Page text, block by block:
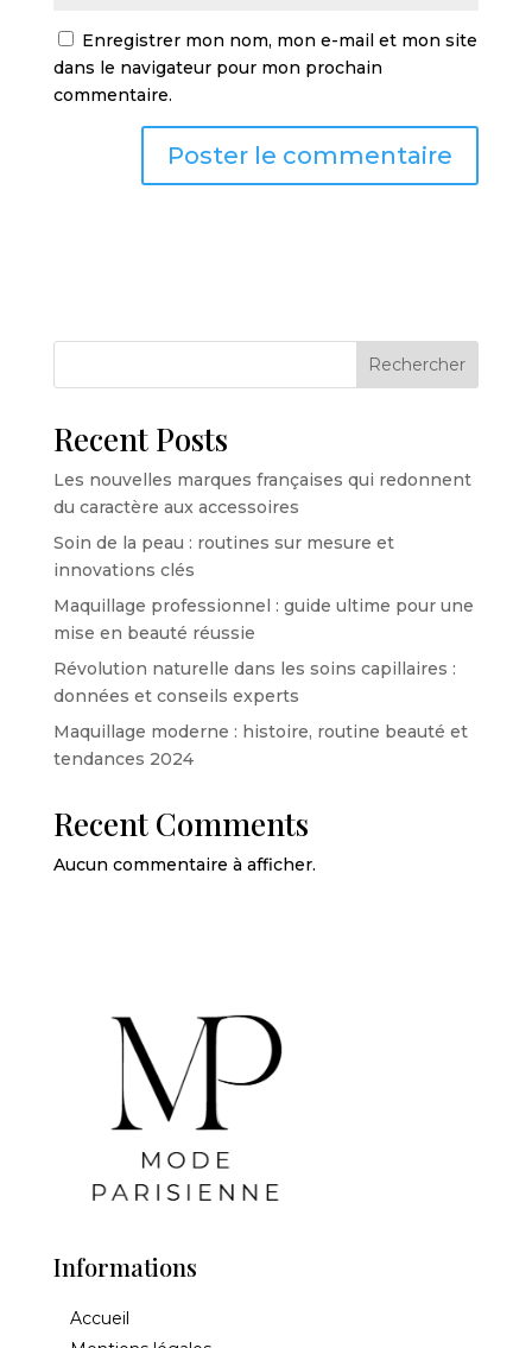
Enregistrer mon nom, mon e-mail et mon site
dans le navigateur pour mon prochain
commentaire.
Rechercher
Recent Posts
Les nouvelles marques françaises qui redonnent
du caractère aux accessoires
Soin de la peau : routines sur mesure et
innovations clés
Maquillage professionnel : guide ultime pour une
mise en beauté réussie
Révolution naturelle dans les soins capillaires :
données et conseils experts
Maquillage moderne : histoire, routine beauté et
tendances 2024
Recent Comments
Aucun commentaire à afficher.
Informations
Accueil